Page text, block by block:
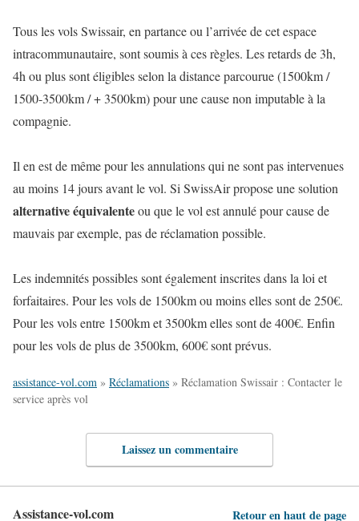
Tous les vols Swissair, en partance ou l’arrivée de cet espace
intracommunautaire, sont soumis à ces règles. Les retards de 3h,
4h ou plus sont éligibles selon la distance parcourue (1500km /
1500-3500km / + 3500km) pour une cause non imputable à la
compagnie.
Il en est de même pour les annulations qui ne sont pas intervenues
au moins 14 jours avant le vol. Si SwissAir propose une solution
alternative équivalenteou que le vol est annulé pour cause de
mauvais par exemple, pas de réclamation possible.
Les indemnités possibles sont également inscrites dans la loi et
forfaitaires. Pour les vols de 1500km ou moins elles sont de 250€.
Pour les vols entre 1500km et 3500km elles sont de 400€. Enfin
pour les vols de plus de 3500km, 600€ sont prévus.
assistance-vol.com » Réclamations » Réclamation Swissair : Contacter le
service après vol
Laissez un commentaire
Assistance-vol.com Retour en haut de page